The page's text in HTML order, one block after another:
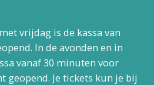
vrijdag is de kassa van
In de avonden en in
vanaf 30 minuten voor
geopend. Je tickets kun je bij